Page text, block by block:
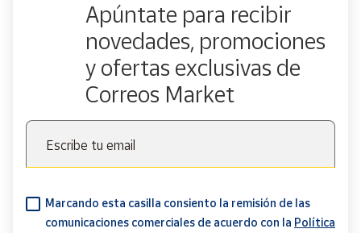
Apúntate para recibir
novedades, promociones
y ofertas exclusivas de
Correos Market
Escribe tu email
Marcando esta casilla consiento la remisión de las
comunicaciones comerciales de acuerdo con la Política